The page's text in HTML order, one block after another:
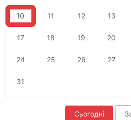
10 11 12 13
17 18 19 20
24 25 26 27
31
Сьогодні